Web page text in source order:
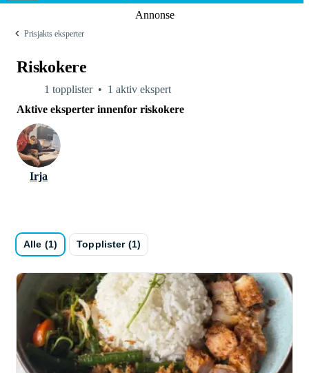
Annonse
Prisjakts eksperter
Riskokere
1 topplister
1 aktiv ekspert
Aktive eksperter innenfor riskokere
Irja
Alle (1) Topplister (1)